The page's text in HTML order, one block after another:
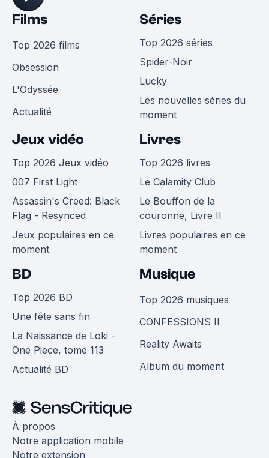
Films
Top 2026 films
Obsession
L'Odyssée
Actualité
Séries
Top 2026 séries
Spider-Noir
Lucky
Les nouvelles séries du
moment
Jeux vidéo
Top 2026 Jeux vidéo
007 First Light
Assassin's Creed: Black
Flag - Resynced
Jeux populaires en ce
moment
Livres
Top 2026 livres
Le Calamity Club
Le Bouffon de la
couronne, Livre II
Livres populaires en ce
moment
BD
Top 2026 BD
Une fête sans fin
La Naissance de Loki -
One Piece, tome 113
Actualité BD
Musique
Top 2026 musiques
CONFESSIONS II
Reality Awaits
Album du moment
À propos
Notre application mobile
Notre extension